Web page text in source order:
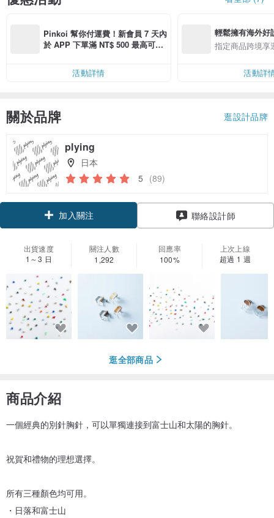
Pinkoi 幫你付運費！新會員 7 天內
於 APP 下單滿 NT$ 500 最高可折
活動詳情
輕鬆擁有海外好
指定商品跨境享
活動詳
關於品牌 逛設計品牌
plying
日本
5 (89)
加入關注 聯絡設計師
出貨速度
1～3 日
關注人數
1,292
回應率
100%
上次上線
超過 1 週
逛全部商品
商品介紹
一個經典的別針胸針，可以單獨連接到富士山和太陽的胸針。
祝賀和禮物的理想選擇。
所有三種顏色均可用。
・日落和富士山